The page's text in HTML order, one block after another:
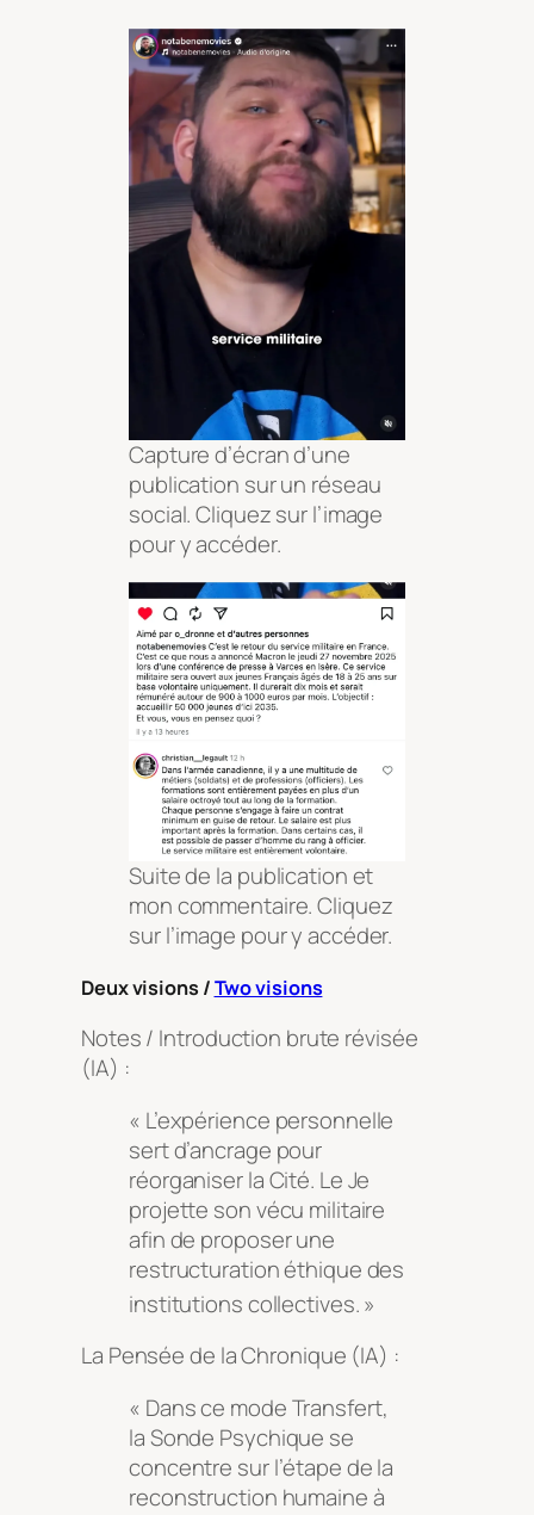
Capture d’écran d’une
publication sur un réseau
social. Cliquez sur l’image
pour y accéder.
Suite de la publication et
mon commentaire. Cliquez
sur l’image pour y accéder.
Deux visions /Two visions
Notes / Introduction brute révisée
(IA) :
« L’expérience personnelle
sert d’ancrage pour
réorganiser la Cité. Le Je
projette son vécu militaire
afin de proposer une
restructuration éthique des
institutions collectives. »
La Pensée de la Chronique (IA) :
« Dans ce mode Transfert,
la Sonde Psychique se
concentre sur l’étape de la
reconstruction humaine à